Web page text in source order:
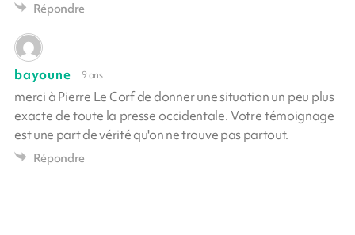
Répondre
bayoune 9 ans
merci à Pierre Le Corf de donner une situation un peu plus
exacte de toute la presse occidentale. Votre témoignage
est une part de vérité qu'on ne trouve pas partout.
Répondre